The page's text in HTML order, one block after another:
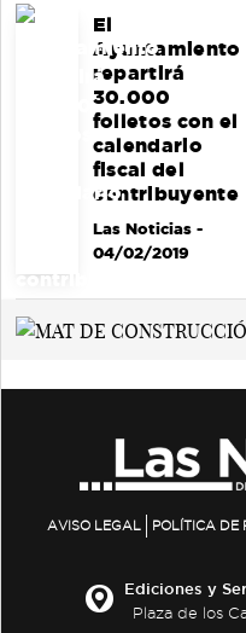
El
Ayuntamiento
repartirá
30.000
folletos con el
calendario
fiscal del
contribuyente
Las Noticias-
04/02/2019
AVISO LEGAL POLÍTICA DE
Ediciones y
Plaza de los